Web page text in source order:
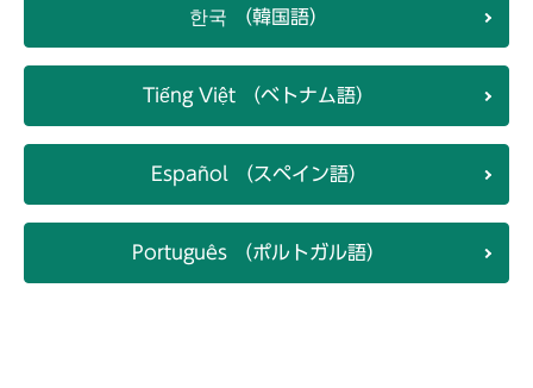
한국 （韓国語）
Tiếng Việt （ベトナム語）
Español （スペイン語）
Português （ポルトガル語）